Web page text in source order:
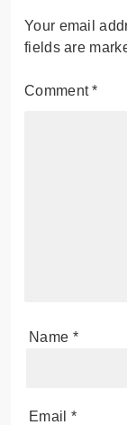
Your email
fields are
Comment*
Name *
Email *